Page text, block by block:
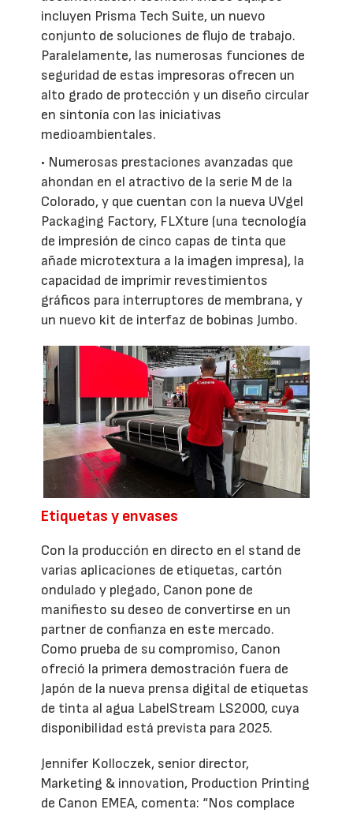
incluyen Prisma Tech Suite, un nuevo
conjunto de soluciones de flujo de trabajo.
Paralelamente, las numerosas funciones de
seguridad de estas impresoras ofrecen un
alto grado de protección y un diseño circular
en sintonía con las iniciativas
medioambientales.
• Numerosas prestaciones avanzadas que
ahondan en el atractivo de la serie M de la
Colorado, y que cuentan con la nueva UVgel
Packaging Factory, FLXture (una tecnología
de impresión de cinco capas de tinta que
añade microtextura a la imagen impresa), la
capacidad de imprimir revestimientos
gráficos para interruptores de membrana, y
un nuevo kit de interfaz de bobinas Jumbo.
Etiquetas y envases
Con la producción en directo en el stand de
varias aplicaciones de etiquetas, cartón
ondulado y plegado, Canon pone de
manifiesto su deseo de convertirse en un
partner de confianza en este mercado.
Como prueba de su compromiso, Canon
ofreció la primera demostración fuera de
Japón de la nueva prensa digital de etiquetas
de tinta al agua LabelStream LS2000, cuya
disponibilidad está prevista para 2025.
Jennifer Kolloczek, senior director,
Marketing & innovation, Production Printing
de Canon EMEA, comenta: “Nos complace